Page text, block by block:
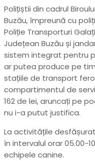
Polițiștii din cadrul
Buzău, împreună cu
Poliție Transporturi
Județean Buzău și
sistem integrat pentru
ar putea produce pe
stațiile de transport
compartimentul de
162 de lei, aruncați pe
nu i-a putut justifica.
La activitățile
în intervalul orar 05.00-
echipele canine.